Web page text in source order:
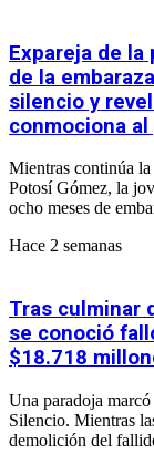
Expareja de
de la
silencio y
conmociona al
Mientras continúa
Potosí Gómez, la
ocho meses de
Hace 2 semanas
Tras culminar
se conoció
$18.718
Una paradoja
Silencio. Mientras
demolición del